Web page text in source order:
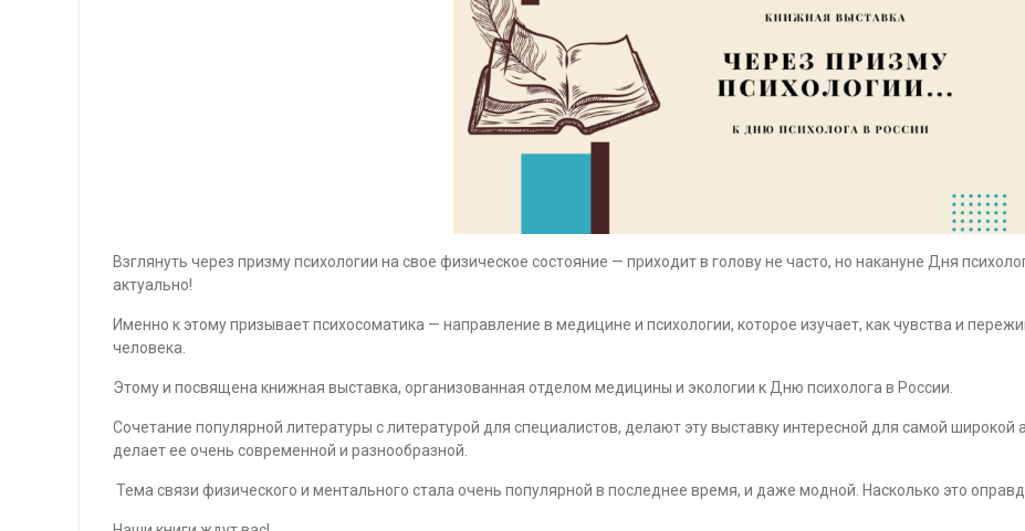
Взглянуть через призму психологии на свое физическое состояние — приходит в голову не часто, но накануне Дня
актуально!
Именно к этому призывает психосоматика — направление в медицине и психологии, которое изучает, как чувства и
человека.
Этому и посвящена книжная выставка, организованная отделом медицины и экологии к Дню психолога в России.
Сочетание популярной литературы с литературой для специалистов, делают эту выставку интересной для самой
делает ее очень современной и разнообразной.
Тема связи физического и ментального стала очень популярной в последнее время, и даже модной. Насколько это